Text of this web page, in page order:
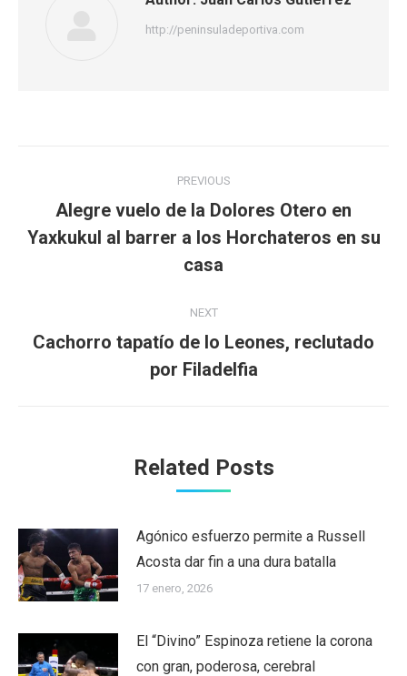
http://peninsuladeportiva.com
navigation
PREVIOUS
Previous
post:
Alegre vuelo de la Dolores Otero en
Yaxkukul al barrer a los Horchateros en su
casa
NEXT
Next
post:
Cachorro tapatío de lo Leones, reclutado
por Filadelfia
Related Posts
Agónico esfuerzo permite a Russell
Acosta dar fin a una dura batalla
17 enero, 2026
El “Divino” Espinoza retiene la corona
con gran, poderosa, cerebral